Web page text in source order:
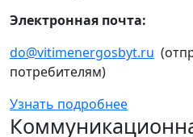
Электронная почта:
do@vitimenergosbyt.ru
потребителям)
Узнать подробнее